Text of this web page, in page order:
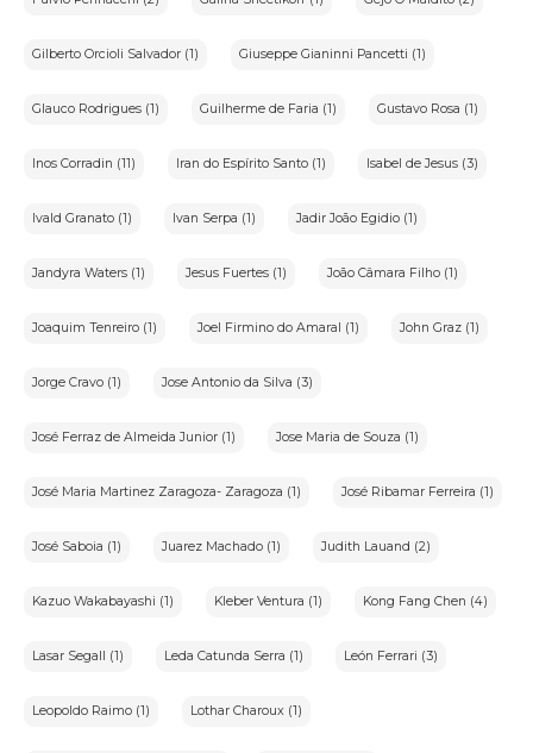
Gilberto Orcioli Salvador (1) Giuseppe Gianinni Pancetti (1)
Glauco Rodrigues (1) Guilherme de Faria (1) Gustavo Rosa (1)
Inos Corradin (11) Iran do Espírito Santo (1) Isabel de Jesus (3)
Ivald Granato (1) Ivan Serpa (1) Jadir João Egidio (1)
Jandyra Waters (1) Jesus Fuertes (1) João Câmara Filho (1)
Joaquim Tenreiro (1) Joel Firmino do Amaral (1) John Graz (1)
Jorge Cravo (1) Jose Antonio da Silva (3)
José Ferraz de Almeida Junior (1) Jose Maria de Souza (1)
José Maria Martinez Zaragoza- Zaragoza (1) José Ribamar Ferreira (1)
José Saboia (1) Juarez Machado (1) Judith Lauand (2)
Kazuo Wakabayashi (1) Kleber Ventura (1) Kong Fang Chen (4)
Lasar Segall (1) Leda Catunda Serra (1) León Ferrari (3)
Leopoldo Raimo (1) Lothar Charoux (1)